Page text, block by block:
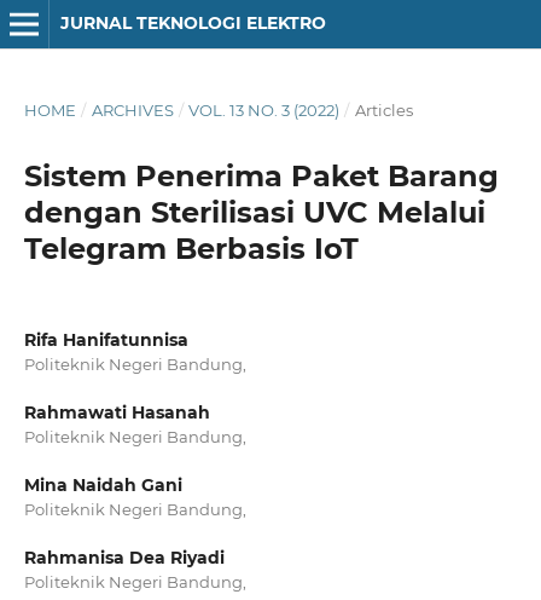
JURNAL TEKNOLOGI ELEKTRO
HOME / ARCHIVES / VOL. 13 NO. 3 (2022) / Articles
Sistem Penerima Paket Barang
dengan Sterilisasi UVC Melalui
Telegram Berbasis IoT
Rifa Hanifatunnisa
Politeknik Negeri Bandung,
Rahmawati Hasanah
Politeknik Negeri Bandung,
Mina Naidah Gani
Politeknik Negeri Bandung,
Rahmanisa Dea Riyadi
Politeknik Negeri Bandung,